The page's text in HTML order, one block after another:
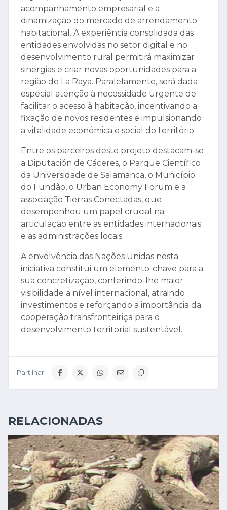
acompanhamento empresarial e a
dinamização do mercado de arrendamento
habitacional. A experiência consolidada das
entidades envolvidas no setor digital e no
desenvolvimento rural permitirá maximizar
sinergias e criar novas oportunidades para a
região de La Raya. Paralelamente, será dada
especial atenção à necessidade urgente de
facilitar o acesso à habitação, incentivando a
fixação de novos residentes e impulsionando
a vitalidade económica e social do território.
Entre os parceiros deste projeto destacam-se
a Diputación de Cáceres, o Parque Científico
da Universidade de Salamanca, o Município
do Fundão, o Urban Economy Forum e a
associação Tierras Conectadas, que
desempenhou um papel crucial na
articulação entre as entidades internacionais
e as administrações locais.
A envolvência das Nações Unidas nesta
iniciativa constitui um elemento-chave para a
sua concretização, conferindo-lhe maior
visibilidade a nível internacional, atraindo
investimentos e reforçando a importância da
cooperação transfronteiriça para o
desenvolvimento territorial sustentável.
Partilhar:
RELACIONADAS